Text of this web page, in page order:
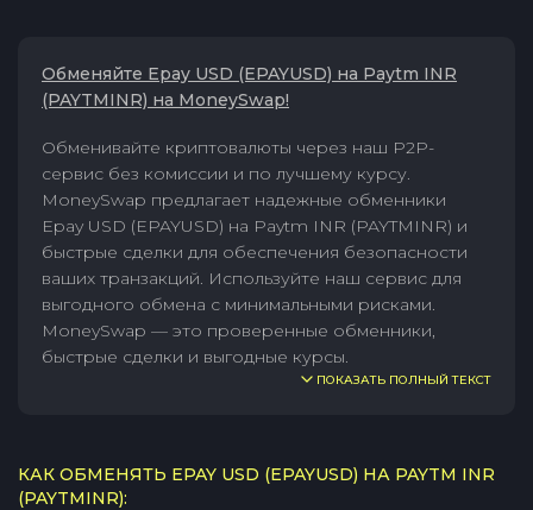
Обменяйте Epay USD (EPAYUSD) на Paytm INR
(PAYTMINR) на MoneySwap!
Обменивайте криптовалюты через наш P2P-
сервис без комиссии и по лучшему курсу.
MoneySwap предлагает надежные обменники
Epay USD (EPAYUSD) на Paytm INR (PAYTMINR) и
быстрые сделки для обеспечения безопасности
ваших транзакций. Используйте наш сервис для
выгодного обмена с минимальными рисками.
MoneySwap — это проверенные обменники,
быстрые сделки и выгодные курсы.
ПОКАЗАТЬ ПОЛНЫЙ ТЕКСТ
КАК ОБМЕНЯТЬ EPAY USD (EPAYUSD) НА PAYTM INR
(PAYTMINR):